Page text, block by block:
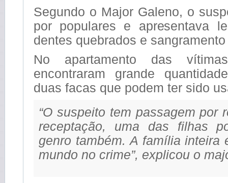
Segundo o Major Galeno, o
por populares e apresentava
dentes quebrados e
No apartamento das
encontraram grande
duas facas que podem ter sido
“O suspeito tem passagem por
receptação, uma das filhas
genro também. A família inteira
mundo no crime”, explicou o